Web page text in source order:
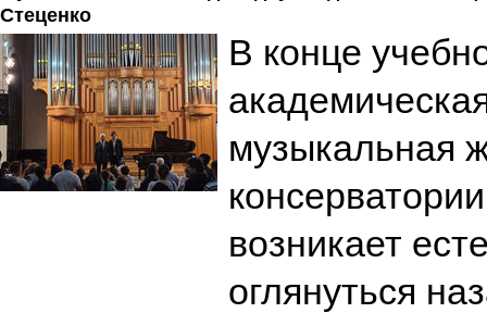
Стеценко
В конце
музыкальная
возникает
оглянуться